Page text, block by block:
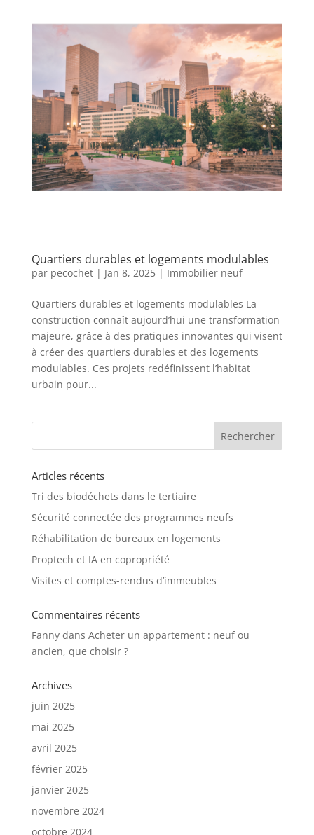
Quartiers durables et logements modulables
par pecochet| Jan 8, 2025| Immobilier neuf
Quartiers durables et logements modulables La
construction connaît aujourd’hui une transformation
majeure, grâce à des pratiques innovantes qui visent
à créer des quartiers durables et des logements
modulables. Ces projets redéfinissent l’habitat
urbain pour...
Articles récents
Tri des biodéchets dans le tertiaire
Sécurité connectée des programmes neufs
Réhabilitation de bureaux en logements
Proptech et IA en copropriété
Visites et comptes-rendus d’immeubles
Commentaires récents
Fannydans Acheter un appartement : neuf ou
ancien, que choisir ?
Archives
juin 2025
mai 2025
avril 2025
février 2025
janvier 2025
novembre 2024
octobre 2024